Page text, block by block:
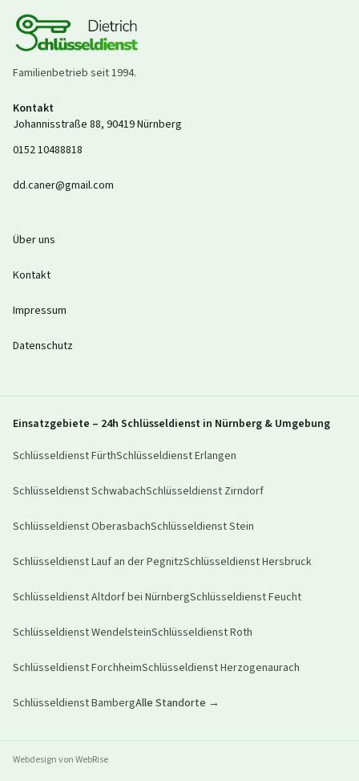
Familienbetrieb seit1994.
Kontakt
Johannisstraße 88, 90419Nürnberg
0152 10488818
dd.caner@gmail.com
Über uns
Kontakt
Impressum
Datenschutz
Einsatzgebiete – 24h Schlüsseldienst in Nürnberg & Umgebung
SchlüsseldienstFürthSchlüsseldienstErlangen
SchlüsseldienstSchwabachSchlüsseldienst Zirndorf
SchlüsseldienstOberasbachSchlüsseldienstStein
SchlüsseldienstLauf an der PegnitzSchlüsseldienstHersbruck
SchlüsseldienstAltdorf bei NürnbergSchlüsseldienstFeucht
SchlüsseldienstWendelsteinSchlüsseldienstRoth
SchlüsseldienstForchheimSchlüsseldienstHerzogenaurach
SchlüsseldienstBambergAlle Standorte →
Webdesign von WebRise